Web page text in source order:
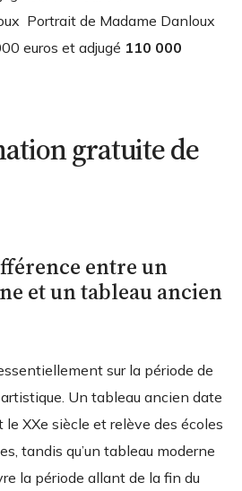
Portrait de Madame Danloux
euros et adjugé 110 000
gratuite de
entre un
et un tableau ancien
sur la période de
Un tableau ancien date
XXe siècle et relève des écoles
tandis qu’un tableau moderne
la période allant de la fin du